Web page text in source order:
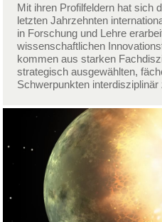
Mit ihren Profilfeldern hat sich
letzten Jahrzehnten
in Forschung und Lehre
wissenschaftlichen
kommen aus starken
strategisch ausgewählten,
Schwerpunkten